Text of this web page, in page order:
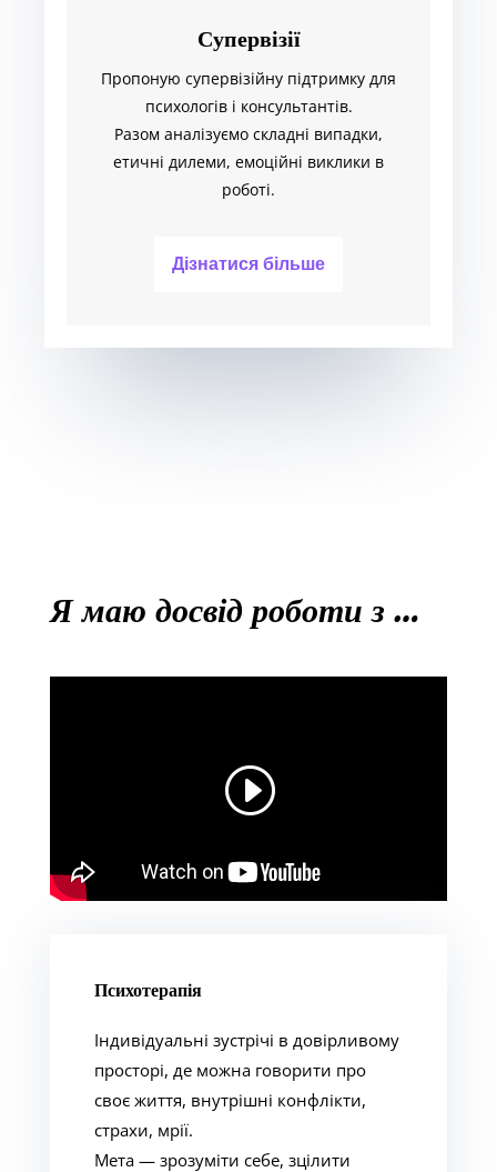
Супервізії
Пропоную супервізійну підтримку для
психологів і консультантів.
Разом аналізуємо складні випадки,
етичні дилеми, емоційні виклики в
роботі.
Дізнатися більше
Я маю досвід роботи з …
Психотерапія
Індивідуальні зустрічі в довірливому
просторі, де можна говорити про
своє життя, внутрішні конфлікти,
страхи, мрії.
Мета — зрозуміти себе, зцілити